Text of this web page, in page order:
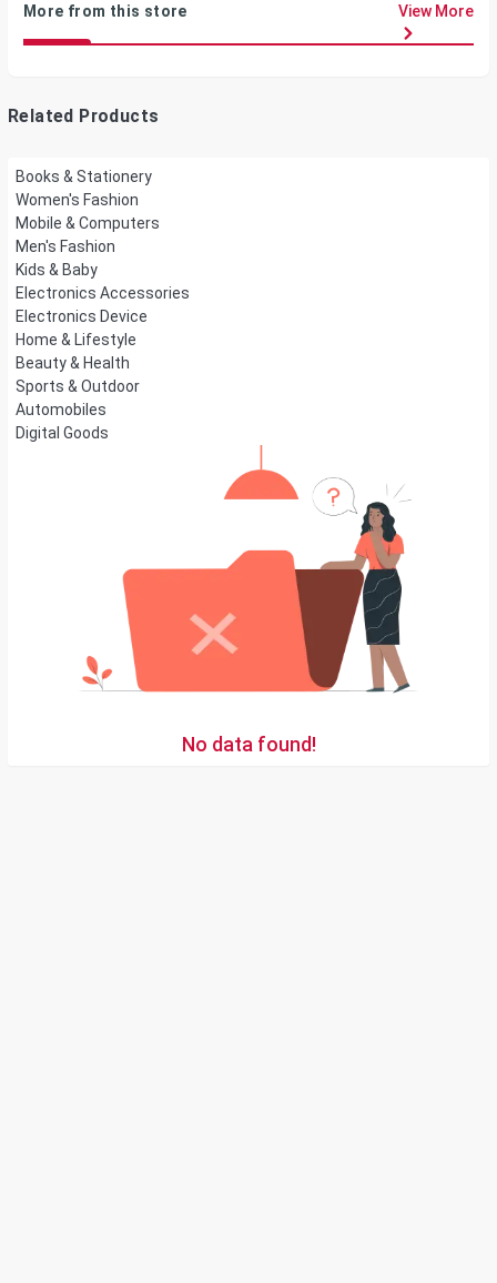
More from this store View More
Related Products
Books & Stationery
Women's Fashion
Mobile & Computers
Men's Fashion
Kids & Baby
Electronics Accessories
Electronics Device
Home & Lifestyle
Beauty & Health
Sports & Outdoor
Automobiles
Digital Goods
No data found!